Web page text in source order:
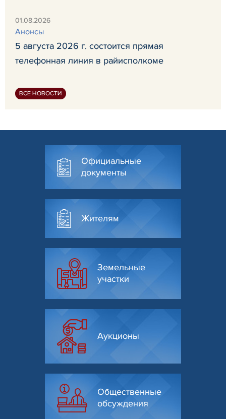
01.08.2026
Анонсы
5 августа 2026 г. состоится прямая
телефонная линия в райисполкоме
ВСЕ НОВОСТИ
Официальные
документы
Жителям
Земельные
участки
Аукционы
Общественные
обсуждения